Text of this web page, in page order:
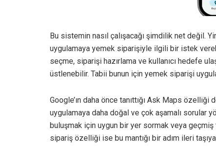
Bu sistemin nasıl çalışacağı şimdilik net değil.
uygulamaya yemek siparişiyle ilgili bir istek
seçme, siparişi hazırlama ve kullanıcı hedefe
üstlenebilir. Tabii bunun için yemek siparişi
Google’ın daha önce tanıttığı Ask Maps özelliği
uygulamaya daha doğal ve çok aşamalı sorular
buluşmak için uygun bir yer sormak veya
sipariş özelliği ise bu mantığı bir adım ileri